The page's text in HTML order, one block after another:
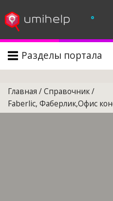
°
Разделы портала
Главная /Справочник/
Faberlic, Фаберлик,Офис